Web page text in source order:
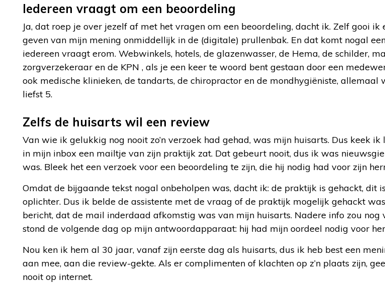
Iedereen vraagt om een beoordeling
Ja, dat roep je over jezelf af met het vragen om een beoordeling, dacht ik. Zelf gooi ik
geven van mijn mening onmiddellijk in de (digitale) prullenbak. En dat komt nogal
iedereen vraagt erom. Webwinkels, hotels, de glazenwasser, de Hema, de schilder,
zorgverzekeraar en de KPN , als je een keer te woord bent gestaan door een
ook medische klinieken, de tandarts, de chiropractor en de mondhygiëniste, allemaal
liefst 5.
Zelfs de huisarts wil een review
Van wie ik gelukkig nog nooit zo’n verzoek had gehad, was mijn huisarts. Dus keek
in mijn inbox een mailtje van zijn praktijk zat. Dat gebeurt nooit, dus ik was
was. Bleek het een verzoek voor een beoordeling te zijn, die hij nodig had voor zijn
Omdat de bijgaande tekst nogal onbeholpen was, dacht ik: de praktijk is gehackt, dit
oplichter. Dus ik belde de assistente met de vraag of de praktijk mogelijk gehackt
bericht, dat de mail inderdaad afkomstig was van mijn huisarts. Nadere info zou nog
stond de volgende dag op mijn antwoordapparaat: hij had mijn oordeel nodig voor
Nou ken ik hem al 30 jaar, vanaf zijn eerste dag als huisarts, dus ik heb best een
aan mee, aan die review-gekte. Als er complimenten of klachten op z’n plaats zijn,
nooit op internet.